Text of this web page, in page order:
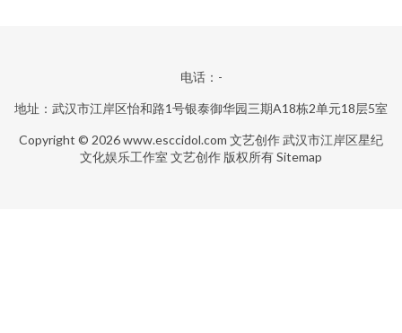
电话：-
地址：武汉市江岸区怡和路1号银泰御华园三期A18栋2单元18层5室
Copyright © 2026www.esccidol.com 文艺创作武汉市江岸区星纪
文化娱乐工作室 文艺创作 版权所有Sitemap